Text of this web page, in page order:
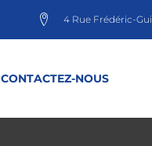
4 Rue Frédéric-
CONTACTEZ-NOUS